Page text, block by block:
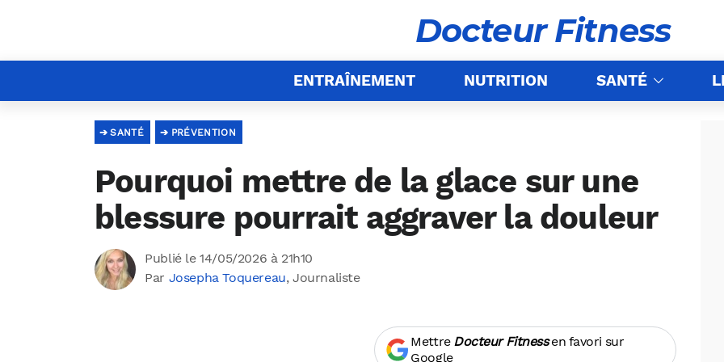
Docteur Fitness
ENTRAÎNEMENT NUTRITION SANTÉ
PRÉVENTION
SANTÉ
Pourquoi mettre de la glace sur une
blessure pourrait aggraver la douleur
Publié le 14/05/2026 à 21h10
Par Josepha Toquereau, Journaliste
Mettre Docteur Fitnessen favori sur
Google